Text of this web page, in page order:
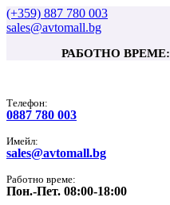
(+359) 887 780 003
sales@avtomall.bg
РАБОТНО ВРЕМЕ:
Tелефон:
0887 780 003
Имейл:
sales@avtomall.bg
Работно време:
Пон.-Пет. 08:00-18:00